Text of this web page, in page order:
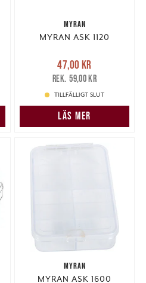
MYRAN
MYRAN ASK 1120
Nuvarande pris
47,00 krTidigare pris
59,00 kr
47,00 kr
59,00 kr
TILLFÄLLIGT SLUT
LÄS MER
MYRAN
MYRAN ASK 1600